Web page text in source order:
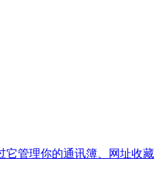
它管理你的通讯簿、网址收藏